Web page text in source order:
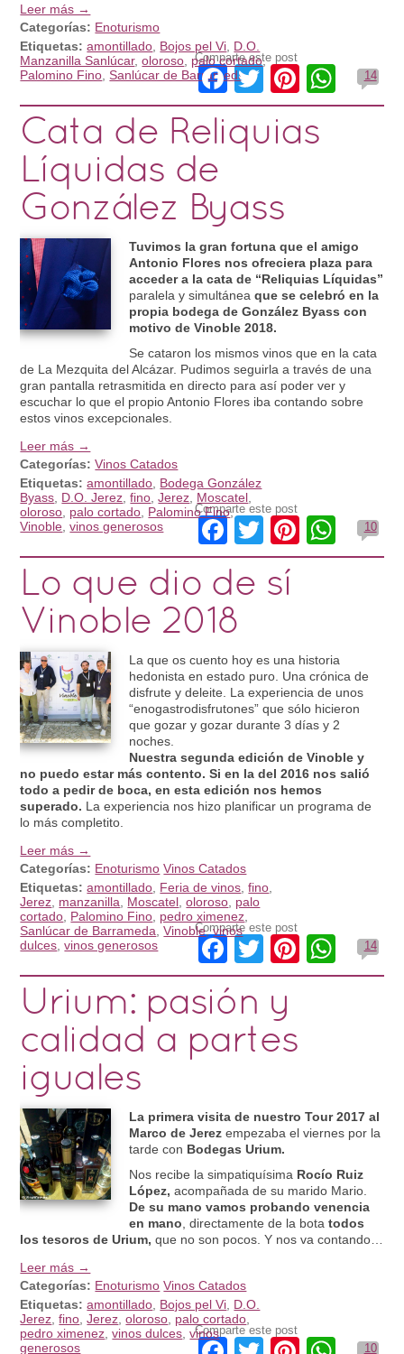
Leer más →
Categorías: Enoturismo
Etiquetas: amontillado Bojos pel Vi D.O.
Manzanilla Sanlúcar,oloroso palo cortado,
Palomino Fino ,Sanlúcar de Barrameda
Comparte este post
Facebook
Twitter 14
Cata de Reliquias
Líquidas de
González Byass
Tuvimos la gran fortuna que el amigo
Antonio Flores nos ofreciera plaza para
acceder a la cata de “Reliquias Líquidas”
paralela y simultáneaque se celebró en la
propia bodega de González Byass con
motivo de Vinoble 2018.
Se cataron los mismos vinos que en la cata
de La Mezquita del Alcázar. Pudimos seguirla a través de una
gran pantalla retrasmitida en directo para así poder ver y
escuchar lo que el propio Antonio Flores iba contando sobre
estos vinos excepcionales.
Leer más →
Categorías:Vinos Catados
Etiquetas: amontillado Bodega González
Byass D.O. Jerez ,fino ,Jerez Moscatel
oloroso palo cortado Palomino Fino,
Vinoble ,vinos generosos
Comparte este post
Facebook
Twitter 10
Lo que dio de sí
Vinoble 2018
La que os cuento hoy es una historia
hedonista en estado puro. Una crónica de
disfrute y deleite. La experiencia de unos
“enogastrodisfrutones” que sólo hicieron
que gozar y gozar durante 3 días y 2
noches.
Nuestra segunda edición de Vinoble y
no puedo estar más contento. Si en la del 2016 nos salió
todo a pedir de boca, en esta edición nos hemos
superado. La experiencia nos hizo planificar un programa de
lo más completito.
Leer más →
Categorías: Enoturismo Vinos Catados
Etiquetas: amontillado Feria de vinos ,fino
Jerez manzanilla Moscatel ,oloroso palo
cortado Palomino Fino pedro ximenez
Sanlúcar de Barrameda ,Vinoble,vinos
dulces ,vinos generosos
Comparte este post
Facebook
Twitter 14
Urium: pasión y
calidad a partes
iguales
La primera visita de nuestro Tour 2017 al
Marco de Jerez empezaba el viernes por la
tarde con Bodegas Urium.
Nos recibe la simpatiquísima Rocío Ruiz
López, acompañada de su marido Mario.
De su mano vamos probando venencia
en mano , directamente de la botatodos
los tesoros de Urium, que no son pocos. Y nos va contando…
Leer más →
Categorías: Enoturismo Vinos Catados
Etiquetas: amontillado Bojos pel Vi D.O.
Jerez ,fino ,Jerez ,oloroso palo cortado
pedro ximenez ,vinos dulces ,vinos
generosos
Comparte este post
10